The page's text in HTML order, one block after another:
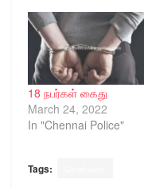
சென்னை, நெற்குன்றம்,
பகுதியைச் சேர்ந்த
ஜோன்ஸ், வ/21 என்பவர்
அயனம்பாக்கத்தில் உள்ள
Biosafe Company என்ற
தனியார் நிறுவனத்தில்
வேலை செய்து வருகிறார்.
ஜோன்ஸ் 17.05.2021
எதிரில் நின்று செல்போன்
18 நபர்கள் கைது
March 24, 2022
In "Chennai Police"
Tags: